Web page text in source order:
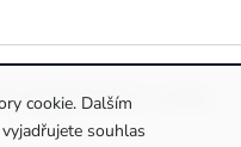
cookie. Dalším
souhlas
údajůInformace o cookies